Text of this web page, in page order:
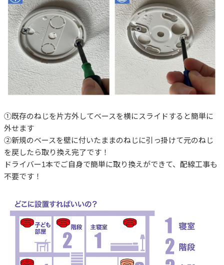
①既存のねじを片方外してベースを横にスライドすると簡単に
外せます
②新規のベースを壁に付いたままのねじに引っ掛けて元のねじ
を戻したら取り換え完了です！
ドライバー1本でご自身で簡単に取り換えができて、配線工事も
不要です！